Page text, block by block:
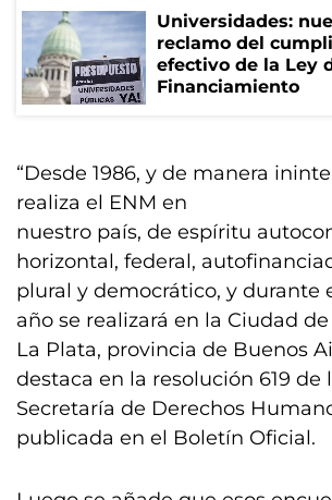
Universidades:
reclamo del
efectivo de la Ley
Financiamiento
“Desde 1986, y de manera
realiza el ENM en
nuestro país, de espíritu
horizontal, federal,
plural y democrático, y durante
año se realizará en la Ciudad de
La Plata, provincia de Buenos
destaca en la resolución 619 de
Secretaría de Derechos
publicada en el Boletín Oficial.